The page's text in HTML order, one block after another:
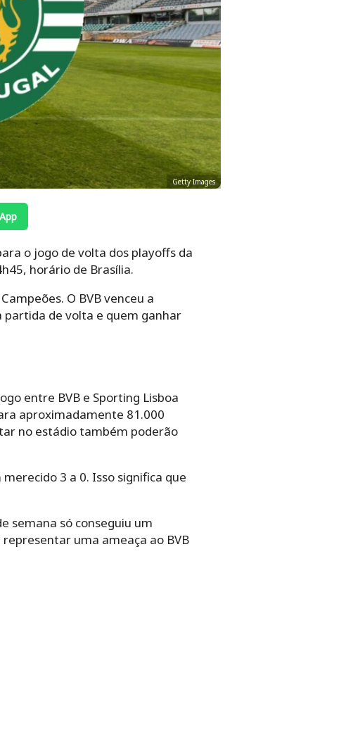
Getty Images
o jogo de volta dos playoffs da
horário de Brasília.
O BVB venceu a
partida de volta e quem ganhar
entre BVB e Sporting Lisboa
aproximadamente 81.000
no estádio também poderão
3 a 0. Isso significa que
semana só conseguiu um
uma ameaça ao BVB